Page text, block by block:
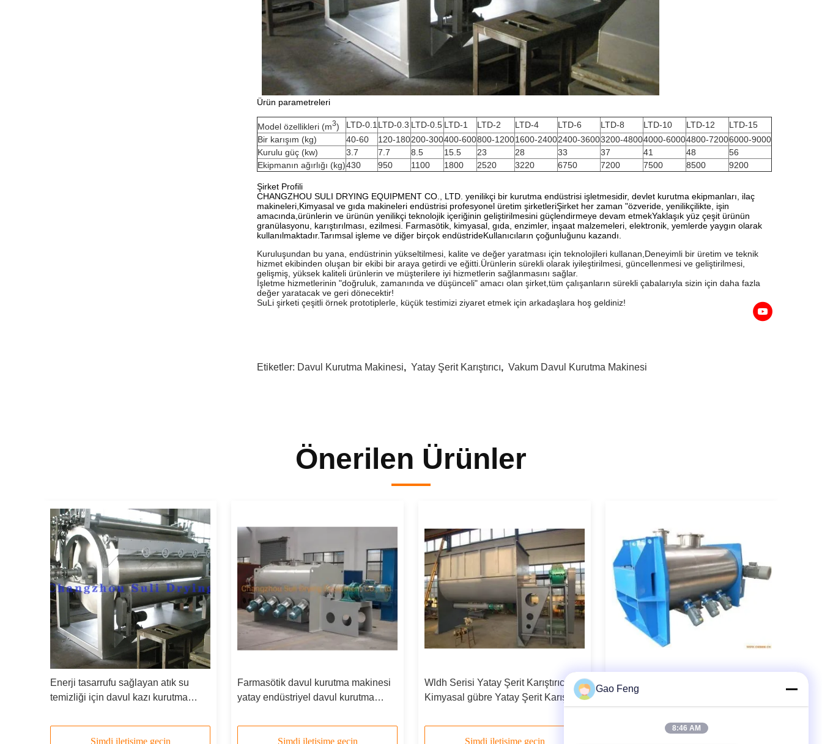
Ürün parametreleri
Model özellikleri (m3) LTD-0.1 LTD-0.3 LTD-0.5 LTD-1 LTD-2 LTD-4 LTD-6 LTD-8 LTD-10 LTD-12
LTD-15
Bir karışım (kg)
40-60 120-180200-300400-600800-12001600-24002400-36003200-48004000-60004800-72006000-9000
Kurulu güç (kw)
3.7 7.7 8.5 15.5 23 28 33 37 41 48
56
Ekipmanın ağırlığı (kg)430 950 1100 1800 2520 3220 6750 7200 7500 8500 9200
Şirket Profili
CHANGZHOU SULI DRYING EQUIPMENT CO., LTD. yenilikçi bir kurutma endüstrisi işletmesidir, devlet kurutma ekipmanları, ilaç
makineleri,Kimyasal ve gıda makineleri endüstrisi profesyonel üretim şirketleriŞirket her zaman "özveride, yenilikçilikte, işin
amacında,ürünlerin ve ürünün yenilikçi teknolojik içeriğinin geliştirilmesini güçlendirmeye devam etmekYaklaşık yüz çeşit ürünün
granülasyonu, karıştırılması, ezilmesi. Farmasötik, kimyasal, gıda, enzimler, inşaat malzemeleri, elektronik, yemlerde yaygın olarak
kullanılmaktadır.Tarımsal işleme ve diğer birçok endüstrideKullanıcıların çoğunluğunu kazandı.
Kuruluşundan bu yana, endüstrinin yükseltilmesi, kalite ve değer yaratması için teknolojileri kullanan,Deneyimli bir üretim ve teknik
hizmet ekibinden oluşan bir ekibi bir araya getirdi ve eğitti.Ürünlerin sürekli olarak iyileştirilmesi, güncellenmesi ve geliştirilmesi,
gelişmiş, yüksek kaliteli ürünlerin ve müşterilere iyi hizmetlerin sağlanmasını sağlar.
İşletme hizmetlerinin "doğruluk, zamanında ve düşünceli" amacı olan şirket,tüm çalışanların sürekli çabalarıyla sizin için daha fazla
değer yaratacak ve geri dönecektir!
SuLi şirketi çeşitli örnek prototiplerle, küçük testimizi ziyaret etmek için arkadaşlara hoş geldiniz!
Etiketler: Davul Kurutma Makinesi, Yatay Şerit Karıştırıcı, Vakum Davul Kurutma Makinesi
Önerilen Ürünler
Enerji tasarrufu sağlayan atık su
temizliği için davul kazı kurutma
Şimdi iletişime geçin
Farmasötik davul kurutma makinesi
yatay endüstriyel davul kurutma
Şimdi iletişime geçin
Wldh Serisi Yatay Şerit Karıştırıcı
Kimyasal gübre Yatay Şerit Karıştırıcı
Şimdi iletişime geçin
Çöpçü Davul Kurutma Makinesi Islak
Granülasyon Kurutma Makinesi
Gao Feng
8:46 AM